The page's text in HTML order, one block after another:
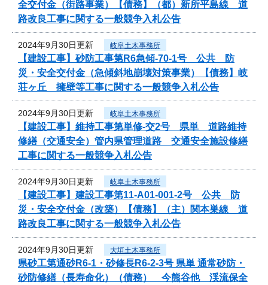
全交付金（街路事業）【債務】（都）新所平島線 道
路改良工事に関する一般競争入札公告
2024年9月30日更新 岐阜土木事務所
【建設工事】砂防工事第R6急傾-70-1号 公共 防
災・安全交付金（急傾斜地崩壊対策事業）【債務】岐
荘ヶ丘 擁壁等工事に関する一般競争入札公告
2024年9月30日更新 岐阜土木事務所
【建設工事】維持工事第単修-交2号 県単 道路維持
修繕（交通安全）管内県管理道路 交通安全施設修繕
工事に関する一般競争入札公告
2024年9月30日更新 岐阜土木事務所
【建設工事】建設工事第11-A01-001-2号 公共 防
災・安全交付金（改築）【債務】（主）関本巣線 道
路改良工事に関する一般競争入札公告
2024年9月30日更新 大垣土木事務所
県砂工第通砂R6-1・砂修長R6-2-3号 県単 通常砂防・
砂防修繕（長寿命化）（債務） 今熊谷他 渓流保全